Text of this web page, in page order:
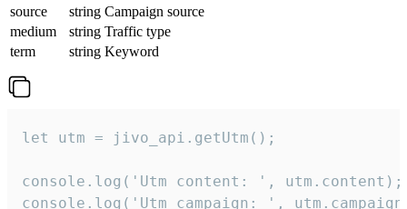
source
string Campaign source
medium
string Traffic type
term
string Keyword
let utm = jivo_api.getUtm();
console.log('Utm content: ', utm.content);
console.log('Utm campaign: ',